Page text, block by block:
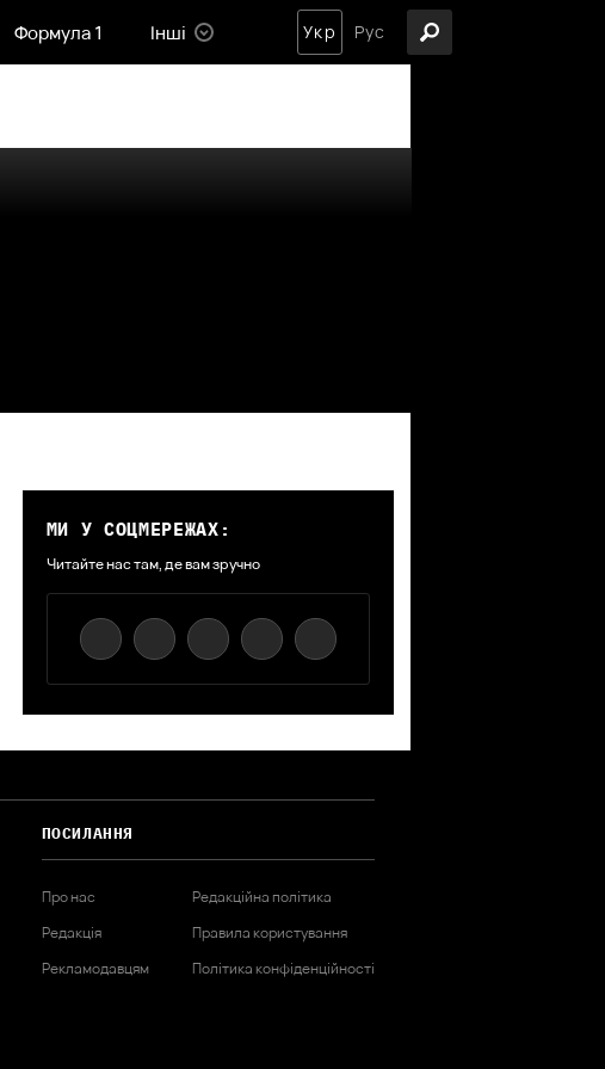
Формула 1 Інші Укр Рус
МИ У СОЦМЕРЕЖАХ:
Читайте нас там, де вам зручно
ПОСИЛАННЯ
Про нас
Редакція
Рекламодавцям
Редакційна політика
Правила користування
Політика конфіденційності